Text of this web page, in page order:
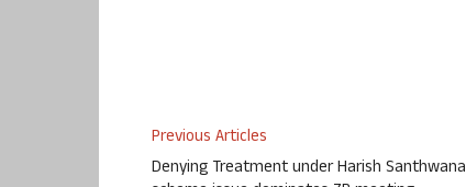
Previous Articles
Denying Treatment under Harish Santhwana